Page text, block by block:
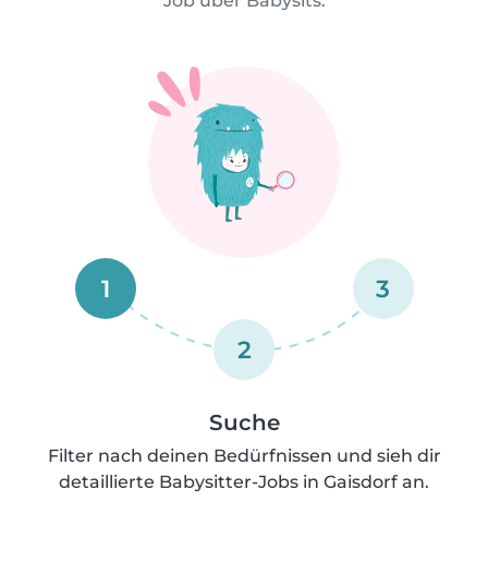
1
2
3
Suche
Filter nach deinen Bedürfnissen und sieh dir
detaillierte Babysitter-Jobs in Gaisdorf an.